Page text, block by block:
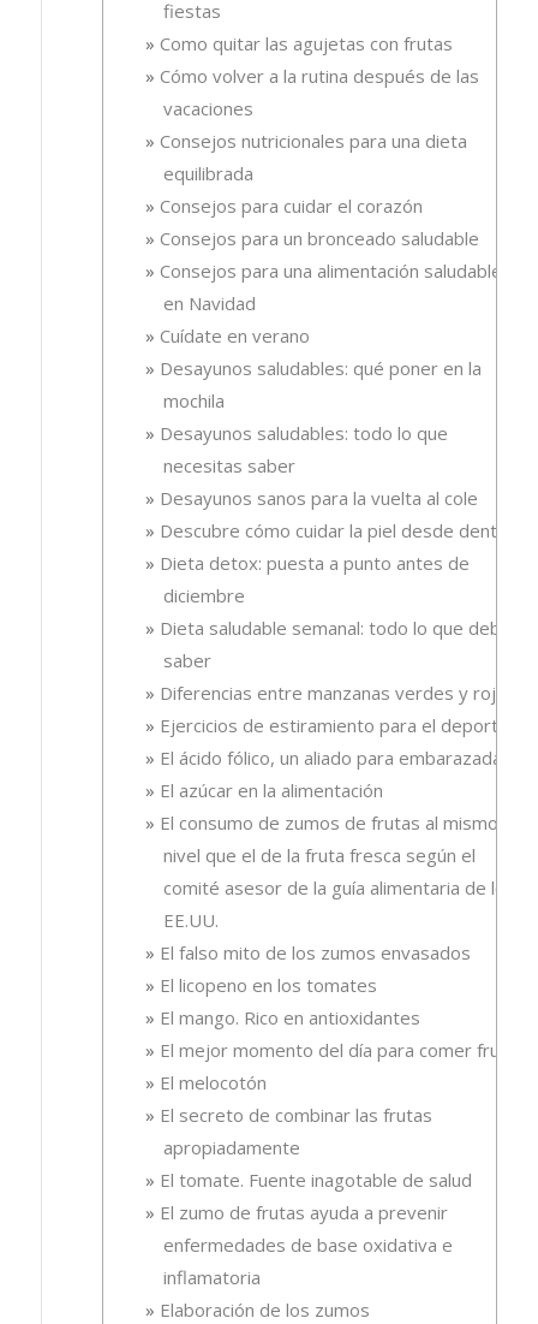
fiestas
Como quitar las agujetas con frutas
Cómo volver a la rutina después de las
vacaciones
Consejos nutricionales para una dieta
equilibrada
Consejos para cuidar el corazón
Consejos para un bronceado saludable
Consejos para una alimentación saludable
en Navidad
Cuídate en verano
Desayunos saludables: qué poner en la
mochila
Desayunos saludables: todo lo que
necesitas saber
Desayunos sanos para la vuelta al cole
Descubre cómo cuidar la piel desde dentro
Dieta detox: puesta a punto antes de
diciembre
Dieta saludable semanal: todo lo que debes
saber
Diferencias entre manzanas verdes y rojas
Ejercicios de estiramiento para el deporte
El ácido fólico, un aliado para embarazadas.
El azúcar en la alimentación
El consumo de zumos de frutas al mismo
nivel que el de la fruta fresca según el
comité asesor de la guía alimentaria de los
EE.UU.
El falso mito de los zumos envasados
El licopeno en los tomates
El mango. Rico en antioxidantes
El mejor momento del día para comer fruta
El melocotón
El secreto de combinar las frutas
apropiadamente
El tomate. Fuente inagotable de salud
El zumo de frutas ayuda a prevenir
enfermedades de base oxidativa e
inflamatoria
Elaboración de los zumos